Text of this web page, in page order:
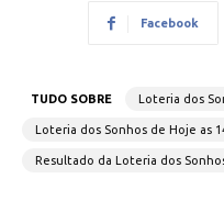
Facebook
TUDO SOBRE Loteria dos
Loteria dos Sonhos de Hoje as
Resultado da Loteria dos